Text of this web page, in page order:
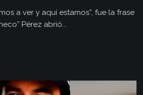
a ver y aquí estamos”, fue la frase
Pérez abrió...